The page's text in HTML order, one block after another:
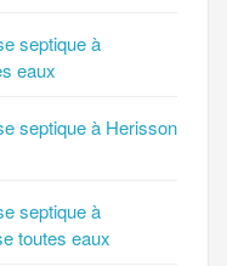
septique à
eaux
septique à Herisson
septique à
toutes eaux